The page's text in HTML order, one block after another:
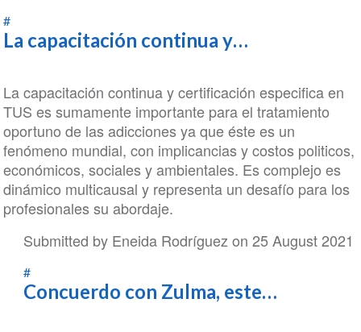
#
La capacitación continua y…
La capacitación continua y certificación especifica en
TUS es sumamente importante para el tratamiento
oportuno de las adicciones ya que éste es un
fenómeno mundial, con implicancias y costos politicos,
económicos, sociales y ambientales. Es complejo es
dinámico multicausal y representa un desafío para los
profesionales su abordaje.
Submitted by Eneida Rodríguez on 25 August 2021
In
reply
#
Concuerdo con Zulma, este…